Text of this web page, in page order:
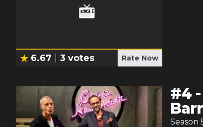
6.67 3 votes Rate Now
#4 -
Season